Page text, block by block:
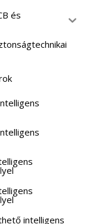
és
intelligens